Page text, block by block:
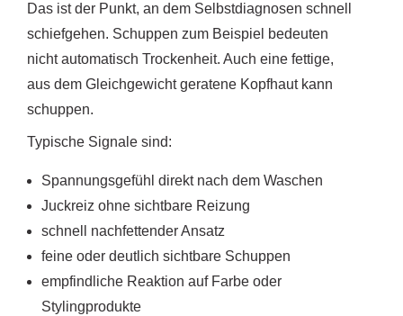
Das ist der Punkt, an dem Selbstdiagnosen schnell
schiefgehen. Schuppen zum Beispiel bedeuten
nicht automatisch Trockenheit. Auch eine fettige,
aus dem Gleichgewicht geratene Kopfhaut kann
schuppen.
Typische Signale sind:
Spannungsgefühl direkt nach dem Waschen
Juckreiz ohne sichtbare Reizung
schnell nachfettender Ansatz
feine oder deutlich sichtbare Schuppen
empfindliche Reaktion auf Farbe oder
Stylingprodukte